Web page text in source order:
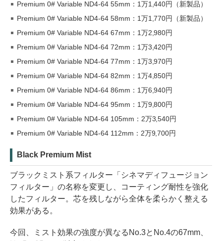
Premium 0# Variable ND4-64 55mm：1万1,440円（新製品）
Premium 0# Variable ND4-64 58mm：1万1,770円（新製品）
Premium 0# Variable ND4-64 67mm：1万2,980円
Premium 0# Variable ND4-64 72mm：1万3,420円
Premium 0# Variable ND4-64 77mm：1万3,970円
Premium 0# Variable ND4-64 82mm：1万4,850円
Premium 0# Variable ND4-64 86mm：1万6,940円
Premium 0# Variable ND4-64 95mm：1万9,800円
Premium 0# Variable ND4-64 105mm：2万3,540円
Premium 0# Variable ND4-64 112mm：2万9,700円
Black Premium Mist
ブラックミスト系フィルター「シネマディフュージョン
フィルター」の名称を変更し、コーティング耐性を強化
したフィルター。芯を残しながら全体を柔らかく整える
効果がある。
今回、ミスト効果の強度が異なるNo.3とNo.4の67mm、